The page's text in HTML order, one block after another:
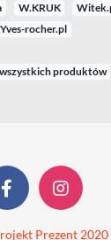
W.KRUK
Yves-rocher.pl
produktów
Prezent 2020